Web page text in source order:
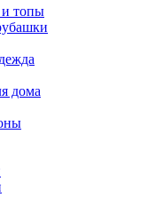
топы
дома